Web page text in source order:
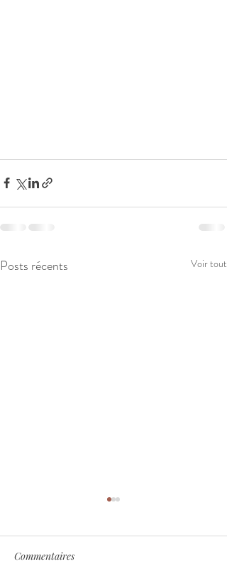
Posts récents Voir tout
Commentaires